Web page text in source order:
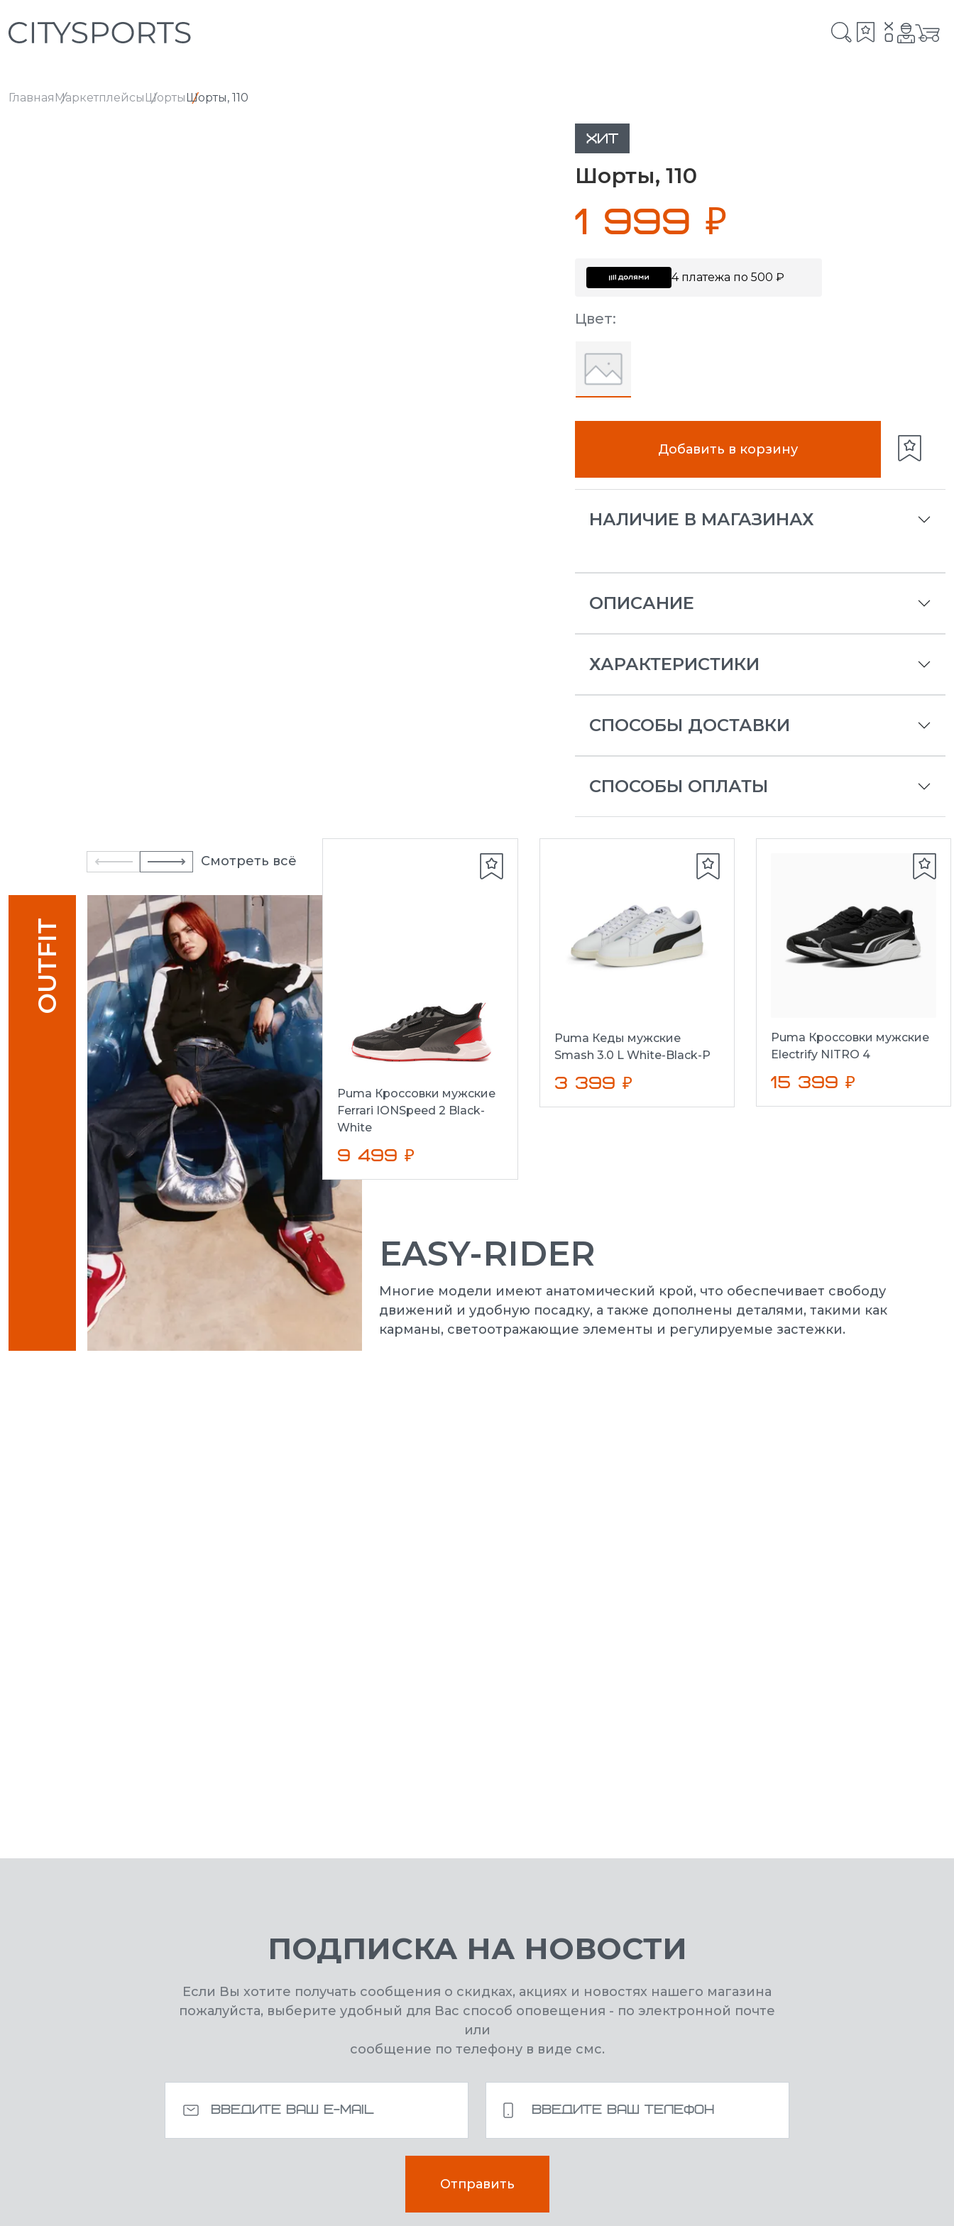
x
0
Главная Маркетплейсы ШортыШорты, 110
ХИТ
Шорты, 110
1 999 ₽
4 платежа по 500 ₽
Цвет:
Добавить в корзину
НАЛИЧИЕ В МАГАЗИНАХ
ОПИСАНИЕ
ХАРАКТЕРИСТИКИ
СПОСОБЫ ДОСТАВКИ
СПОСОБЫ ОПЛАТЫ
Смотреть всё
OUTFIT
Puma Кроссовки мужские
Ferrari IONSpeed 2 Black-
White
9 499 ₽
Puma Кеды мужские
Smash 3.0 L White-Black-P
3 399 ₽
Puma Кроссовки мужские
Electrify NITRO 4
15 399 ₽
EASY-RIDER
Многие модели имеют анатомический крой, что обеспечивает свободу
движений и удобную посадку, а также дополнены деталями, такими как
карманы, светоотражающие элементы и регулируемые застежки.
ПОДПИСКА НА НОВОСТИ
Если Вы хотите получать сообщения о скидках, акциях и новостях нашего магазина
пожалуйста, выберите удобный для Вас способ оповещения - по электронной почте
или
сообщение по телефону в виде смс.
Отправить